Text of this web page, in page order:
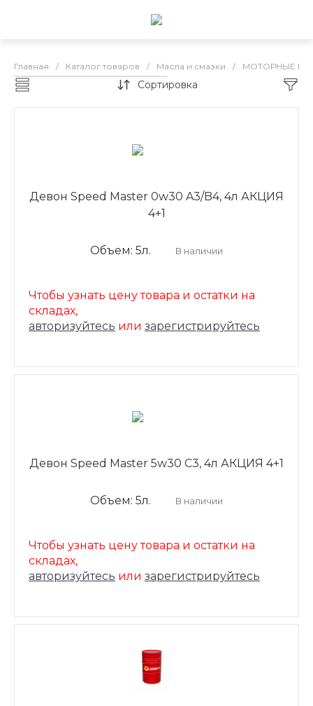
Главная / Каталог товаров / Масла и смазки / МОТОРНЫЕ
DEVON бензин
Сортировка
Девон Speed Master 0w30 A3/B4, 4л АКЦИЯ
4+1
Объем: 5л. В наличии
Чтобы узнать цену товара и остатки на
складах,
авторизуйтесь или зарегистрируйтесь
Девон Speed Master 5w30 C3, 4л АКЦИЯ 4+1
Объем: 5л. В наличии
Чтобы узнать цену товара и остатки на
складах,
авторизуйтесь или зарегистрируйтесь